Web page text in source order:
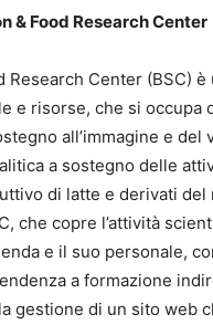
& Food Research Center
Research Center (BSC)
e risorse, che si
all’immagine e
a sostegno delle
di latte e derivati
che copre l’attività
e il suo personale,
a formazione
gestione di un sito web